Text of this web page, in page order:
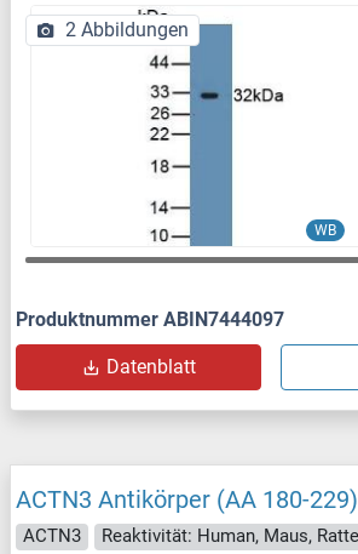
WB
2 Abbildungen
Produktnummer ABIN7444097
Datenblatt
ACTN3 Antikörper (AA 180-229)
ACTN3